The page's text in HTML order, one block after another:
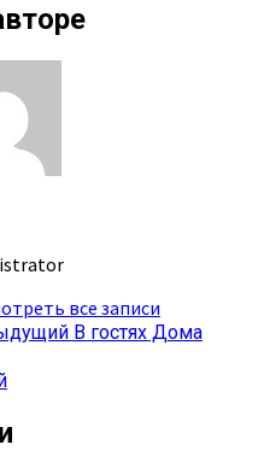
все записи
В гостях Дома